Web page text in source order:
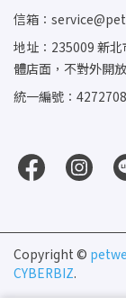
信箱：
地址：235009 新
體店面，不對外開
統一編號：
Copyright ©
CYBERBIZ.